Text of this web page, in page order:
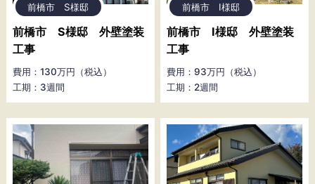
前橋市 S様邸
前橋市 S様邸 外壁塗装
工事
費用：130万円（税込）
工期：3週間
前橋市 I様邸
前橋市 I様邸 外壁塗装
工事
費用：93万円（税込）
工期：2週間